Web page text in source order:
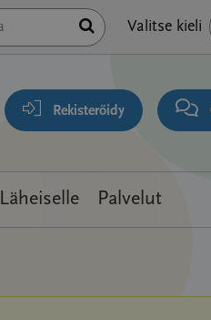
Hae Valitse kieli
Rekisteröidy
Läheiselle Palvelut